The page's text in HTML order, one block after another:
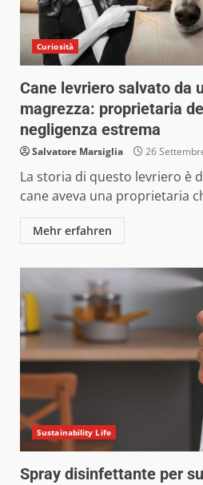
Curiosità
Cane levriero salvato da
magrezza: proprietaria
negligenza estrema
Salvatore Marsiglia 26
La storia di questo levriero è
cane aveva una proprietaria
Mehr erfahren
Sustainability Life
Spray disinfettante per